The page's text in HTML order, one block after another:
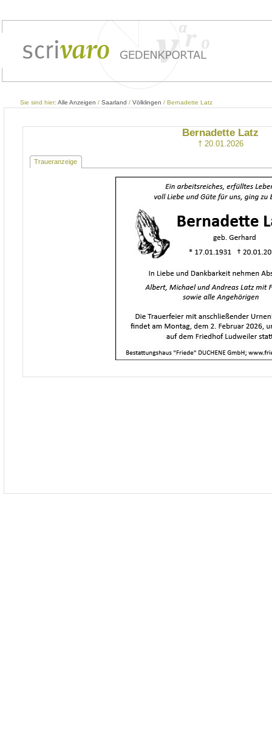
Sie sind hier: Alle Anzeigen / Saarland / Völklingen / Bernadette Latz
Bernadette Latz
† 20.01.2026
Traueranzeige